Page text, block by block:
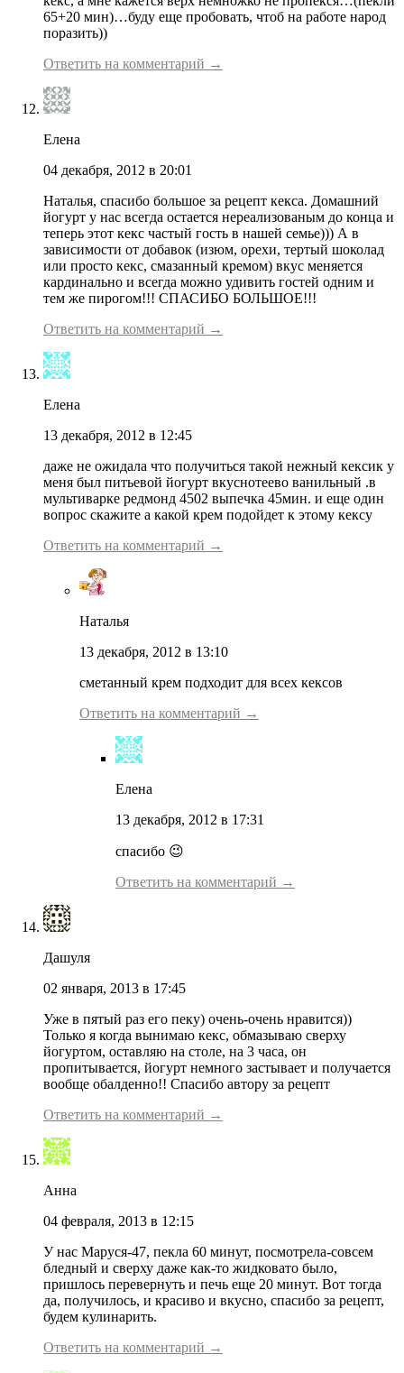
65+20 мин)…буду еще пробовать, чтоб на работе народ
поразить))
Ответить на комментарий →
Елена
04 декабря, 2012 в 20:01
Наталья, спасибо большое за рецепт кекса. Домашний
йогурт у нас всегда остается нереализованым до конца и
теперь этот кекс частый гость в нашей семье))) А в
зависимости от добавок (изюм, орехи, тертый шоколад
или просто кекс, смазанный кремом) вкус меняется
кардинально и всегда можно удивить гостей одним и
тем же пирогом!!! СПАСИБО БОЛЬШОЕ!!!
Ответить на комментарий →
Елена
13 декабря, 2012 в 12:45
даже не ожидала что получиться такой нежный кексик у
меня был питьевой йогурт вкуснотеево ванильный .в
мультиварке редмонд 4502 выпечка 45мин. и еще один
вопрос скажите а какой крем подойдет к этому кексу
Ответить на комментарий →
Наталья
13 декабря, 2012 в 13:10
сметанный крем подходит для всех кексов
Ответить на комментарий →
Елена
13 декабря, 2012 в 17:31
спасибо 😉
Ответить на комментарий →
Дашуля
02 января, 2013 в 17:45
Уже в пятый раз его пеку) очень-очень нравится))
Только я когда вынимаю кекс, обмазываю сверху
йогуртом, оставляю на столе, на 3 часа, он
пропитывается, йогурт немного застывает и получается
вообще обалденно!! Спасибо автору за рецепт
Ответить на комментарий →
Анна
04 февраля, 2013 в 12:15
У нас Маруся-47, пекла 60 минут, посмотрела-совсем
бледный и сверху даже как-то жидковато было,
пришлось перевернуть и печь еще 20 минут. Вот тогда
да, получилось, и красиво и вкусно, спасибо за рецепт,
будем кулинарить.
Ответить на комментарий →